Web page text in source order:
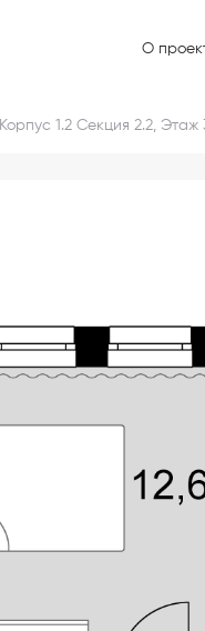
О
Корпус 1.2 Секция 2.2, Этаж